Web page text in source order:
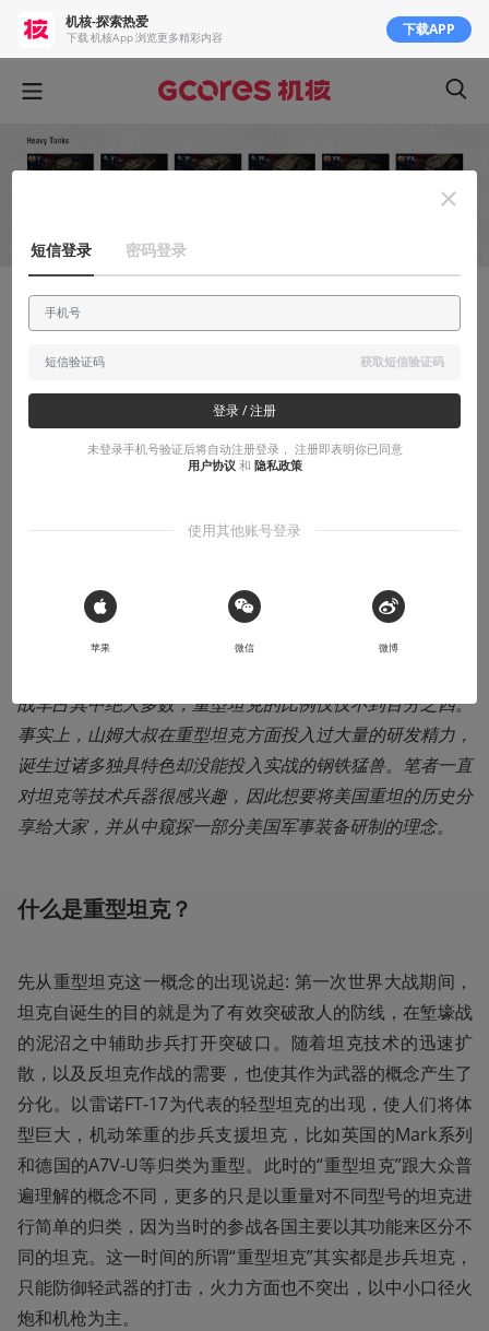
知识挖掘机
从Mark VIII开始，说说美国重型坦克的历
史
才疏意广的英雄梦（一）美国重型坦克发展史
导语：贵为世界第一军事强国的美国也曾在过去很长的一段
时间里在坦克这一领域却走歪了科技树。美国在整个第二次
战车占其中绝大多数，重型坦克的比例仅仅不到百分之四。
事实上，山姆大叔在重型坦克方面投入过大量的研发精力，
诞生过诸多独具特色却没能投入实战的钢铁猛兽。笔者一直
对坦克等技术兵器很感兴趣，因此想要将美国重坦的历史分
享给大家，并从中窥探一部分美国军事装备研制的理念。
什么是重型坦克？
先从重型坦克这一概念的出现说起: 第一次世界大战期间，
坦克自诞生的目的就是为了有效突破敌人的防线，在堑壕战
的泥沼之中辅助步兵打开突破口。随着坦克技术的迅速扩
散，以及反坦克作战的需要，也使其作为武器的概念产生了
分化。以雷诺FT-17为代表的轻型坦克的出现，使人们将体
型巨大，机动笨重的步兵支援坦克，比如英国的Mark系列
和德国的A7V-U等归类为重型。此时的“重型坦克”跟大众普
遍理解的概念不同，更多的只是以重量对不同型号的坦克进
行简单的归类，因为当时的参战各国主要以其功能来区分不
同的坦克。这一时间的所谓“重型坦克”其实都是步兵坦克，
只能防御轻武器的打击，火力方面也不突出，以中小口径火
炮和机枪为主。
机核-探索热爱
下载 机核App 浏览更多精彩内容 下载APP
短信登录 密码登录
获取短信验证码
登录 / 注册
未登录手机号验证后将自动注册登录， 注册即表明你已同意
用户协议 和 隐私政策
使用其他账号登录
 Sign in with Apple
苹果 微信 微博